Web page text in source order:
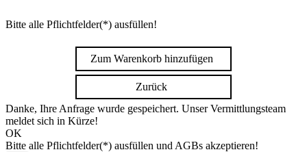
Bitte alle Pflichtfelder(*) ausfüllen!
Zum Warenkorb hinzufügen
Zurück
Danke, Ihre Anfrage wurde gespeichert. Unser Vermittlungsteam
meldet sich in Kürze!
OK
Bitte alle Pflichtfelder(*) ausfüllen und AGBs akzeptieren!